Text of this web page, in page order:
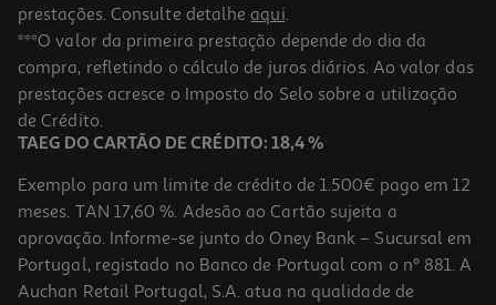
Cartolina Mab Laranja 50x65cm
0.95 €/un
0,95 €
prestações. Consulte detalhe aqui.
***O valor da primeira prestação depende do dia da
compra, refletindo o cálculo de juros diários. Ao valor das
prestações acresce o Imposto do Selo sobre a utilização
de Crédito.
TAEG DO CARTÃO DE CRÉDITO: 18,4 %
Exemplo para um limite de crédito de 1.500€ pago em 12
meses. TAN 17,60 %. Adesão ao Cartão sujeita a
aprovação. Informe-se junto do Oney Bank – Sucursal em
Portugal, registado no Banco de Portugal com o nº 881. A
Auchan Retail Portugal, S.A. atua na qualidade de